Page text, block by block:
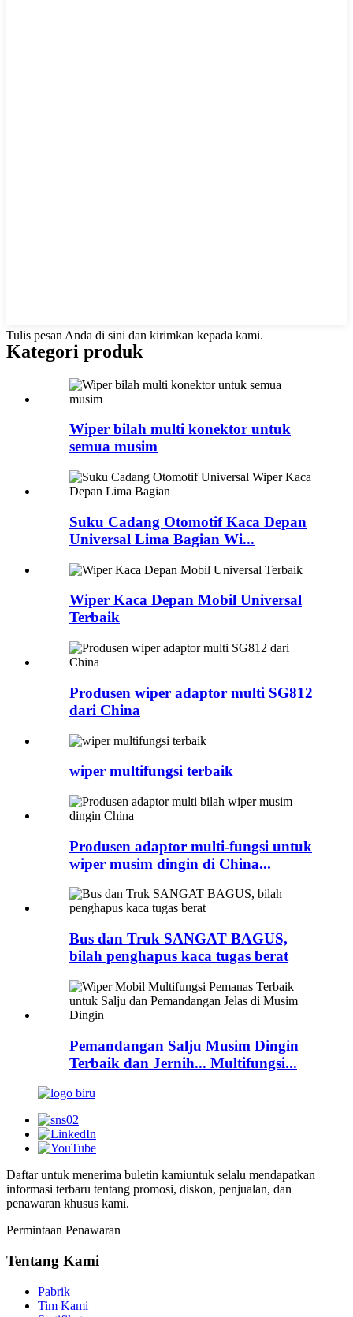
Tulis pesan Anda di sini dan kirimkan kepada kami.
Kategori produk
Wiper bilah multi konektor untuk
semua musim
Suku Cadang Otomotif Kaca Depan
Universal Lima Bagian Wi...
Wiper Kaca Depan Mobil Universal
Terbaik
Produsen wiper adaptor multi SG812
dari China
wiper multifungsi terbaik
Produsen adaptor multi-fungsi untuk
wiper musim dingin di China...
Bus dan Truk SANGAT BAGUS,
bilah penghapus kaca tugas berat
Pemandangan Salju Musim Dingin
Terbaik dan Jernih... Multifungsi...
Daftar untuk menerima buletin kamiuntuk selalu mendapatkan
informasi terbaru tentang promosi, diskon, penjualan, dan
penawaran khusus kami.
Permintaan Penawaran
Tentang Kami
Pabrik
Tim Kami